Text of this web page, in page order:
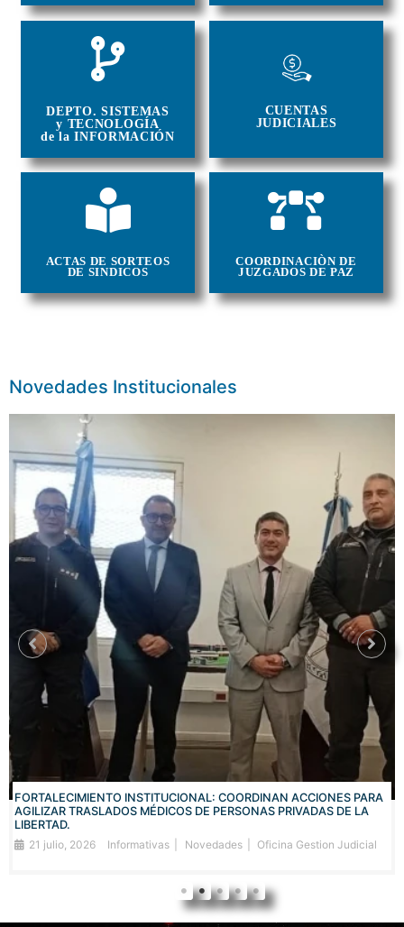
DEPTO. SISTEMAS
y TECNOLOGÍA
de la INFORMACIÓN
CUENTAS
JUDICIALES
ACTAS DE SORTEOS
DE SINDICOS
COORDINACIÒN DE
JUZGADOS DE PAZ
Novedades Institucionales
FORTALECIMIENTO INSTITUCIONAL: COORDINAN ACCIONES PARA
AGILIZAR TRASLADOS MÉDICOS DE PERSONAS PRIVADAS DE LA
LIBERTAD.
21 julio, 2026
Informativas Novedades Oficina Gestion Judicial